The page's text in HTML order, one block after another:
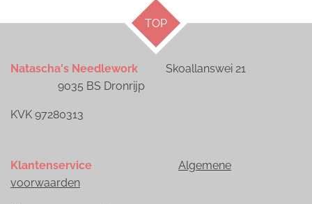
TOP
Natascha's Needlework
Skoallanswei 21
9035 BS Dronrijp
KVK 97280313
Klantenservice
Algemene
voorwaarden